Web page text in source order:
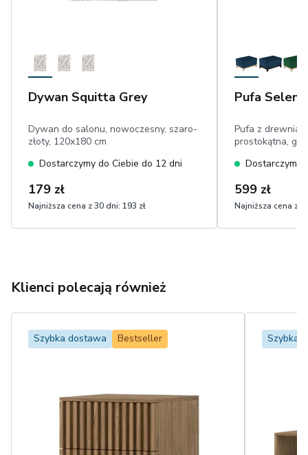
Dywan Squitta Grey
Dywan do salonu, nowoczesny, szaro-
złoty, 120x180 cm
Dostarczymy do Ciebie do 12 dni
179 zł
Najniższa cena z 30 dni: 193 zł
Pufa Selene
Pufa z
prostokątna,
Dostarczymy
599 zł
Najniższa cena z
Klienci polecają również
Szybka dostawa Bestseller Szybka